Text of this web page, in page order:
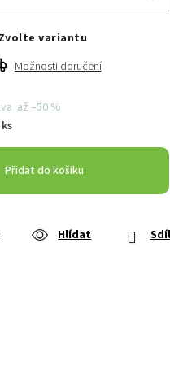
až –50 %
Zvolte variantu
Možnosti doručení
Přidat do košíku
Hlídat